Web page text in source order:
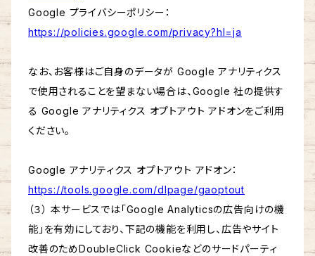
Google プライバシーポリシー：
https://policies.google.com/privacy?hl=ja
なお、お客様はご自身のデータが Google アナリティクス
で使用されることを望まない場合は、Google 社の提供す
る Google アナリティクス オプトアウト アドオンをご利用
ください。
Google アナリティクス オプトアウト アドオン：
https://tools.google.com/dlpage/gaoptout
（３） 本サービスでは「Google Analyticsの広告向けの機
能」を有効にしており、下記の機能を利用し、広告やサイト
改善のためDoubleClick Cookieなどのサードパーティ